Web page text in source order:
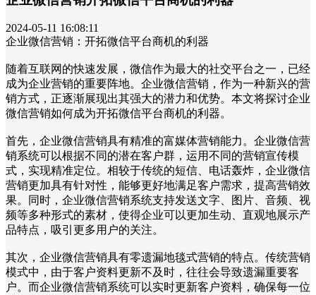
2024-05-11 16:08:11
企业微信营销：开拓微信平台商机的利器
随着互联网的快速发展，微信作为最大的社交平台之一，已经
成为企业营销的重要阵地。企业微信营销，作为一种新兴的营
销方式，正逐渐展现出其强大的潜力和优势。本文将探讨企业
微信营销如何成为开拓微信平台商机的利器。
首先，企业微信营销具有精准的富媒体营销能力。企业微信营
销系统可以根据不同的潜在客户群，运用不同的营销宣传模
式，实现精准定位。相较于传统的短信、电话轰炸，企业微信
营销更加具有针对性，能够更好地满足客户需求，提高营销效
果。同时，企业微信营销系统支持发送文字、图片、音频、视
频等多种形式的素材，使得企业可以更加生动、直观地展示产
品特点，吸引更多用户的关注。
其次，企业微信营销具有零遗漏地毯式营销的特点。传统营销
模式中，由于客户资料更新不及时，往往会导致遗漏重要客
户。而企业微信营销系统可以实时更新客户资料，确保每一位